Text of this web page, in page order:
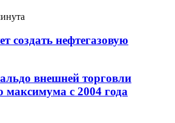
создать нефтегазовую
внешней торговли
максимума с 2004 года